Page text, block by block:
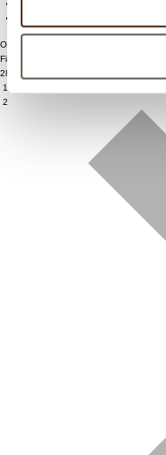
Ordenar por:
Filtrar productos
28 Artículos
1
2